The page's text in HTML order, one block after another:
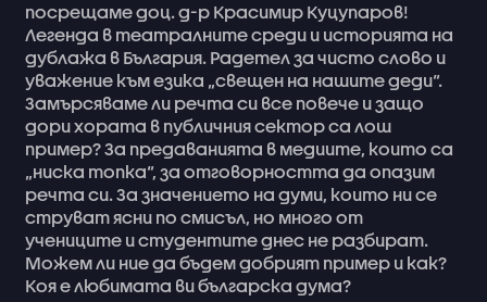
посрещамедоц.д-р Красимир Куцупаров!
Легенда в театралнитесреди и историята на
дублажа в България. Радетелза чисто слово и
уважение къмезика „свещен на нашитедеди“.
Замърсявамели речта си все повече изащо
дорихората в публичниясекторса лош
пример?За предаванията в медиите, които са
„ниска топка“, за отговорността да опазим
речта си.За значението на думи, които нисе
струватясни по смисъл, но много от
учениците истудентитеднес не разбират.
Можемли ниеда бъдемдобрият пример и как?
Кояелюбимата вибългарска дума?